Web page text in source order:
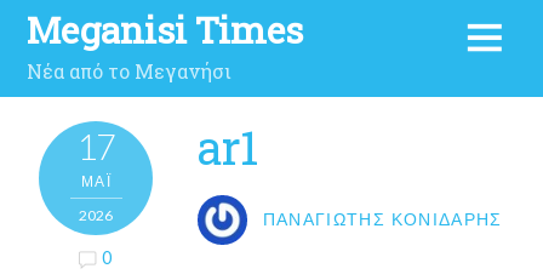
Meganisi Times
Νέα από το Μεγανήσι
17
ΜΑΪ́
2026
0
ar1
ΠΑΝΑΓΙΏΤΗΣ ΚΟΝΙΔΆΡΗΣ